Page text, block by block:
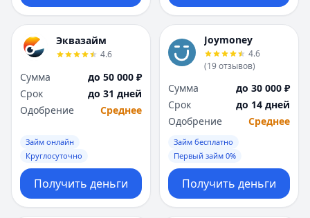
Эквазайм
4.6
Сумма
до 50 000 ₽
Срок
до 31 дней
Одобрение
Среднее
Займ онлайн
Круглосуточно
Получить деньги
Joymoney
4.6
(19отзывов)
Сумма
до 30 000 ₽
Срок
до 14 дней
Одобрение
Среднее
Займ бесплатно
Первый займ 0%
Получить деньги